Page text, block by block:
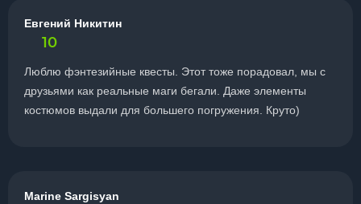
Евгений Никитин
10
Люблю фэнтезийные квесты. Этот тоже порадовал, мы с
друзьями как реальные маги бегали. Даже элементы
костюмов выдали для большего погружения. Круто)
Marine Sargisyan